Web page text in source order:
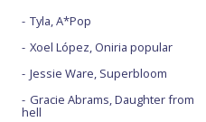
Tyla, A*Pop
Xoel López, Oniria popular
Jessie Ware, Superbloom
Gracie Abrams, Daughter from
hell